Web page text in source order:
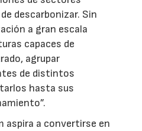
descarbonizar. Sin
a gran escala
capaces de
agrupar
de distintos
hasta sus
aspira a convertirse en